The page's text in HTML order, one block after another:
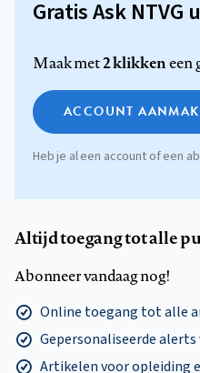
Gratis Ask
Maak met2 klikkeneen
ACCOUNT
Heb je al een account of een
Altijd toegang tot alle
Abonneer vandaag nog!
Online toegang tot alle
Gepersonaliseerde
Artikelen voor opleiding